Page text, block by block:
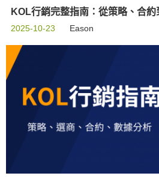
KOL行銷完整指南：從策略、合
2025-10-23 Eason